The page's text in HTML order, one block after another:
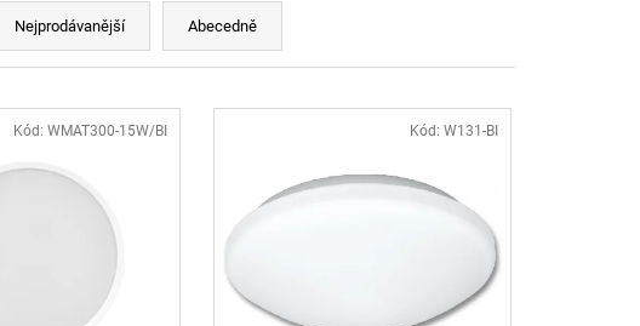
Nejprodávanější Abecedně
Kód: WMAT300-15W/BI Kód: W131-BI